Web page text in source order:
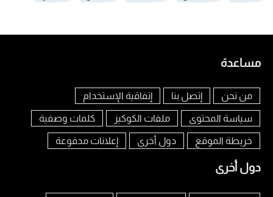
مساعدة
من نحن إتصل بنا إتفاقية الإستخدام
سياسة المحتوى ملفات الكوكيز كلمات وصفية
خريطة الموقع دول أخرى إعلانات مدفوعة
دول أخرى